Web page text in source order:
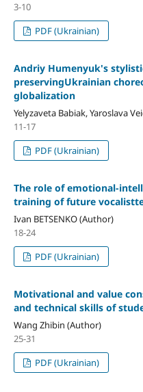
3-10
PDF (Ukrainian)
Andriy Humenyuk's
preservingUkrainian
globalization
Yelyzaveta Babiak, Yaroslava
11-17
PDF (Ukrainian)
The role of emotional-
training of future
Ivan BETSENKO (Author)
18-24
PDF (Ukrainian)
Motivational and value
and technical skills of
Wang Zhibin (Author)
25-31
PDF (Ukrainian)